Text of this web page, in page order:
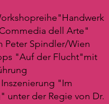
orkshopreihe"Handwerk
dell Arte"
Peter Spindler/Wien
"Auf der Flucht"mit
"Im
unter der Regie von Dr.